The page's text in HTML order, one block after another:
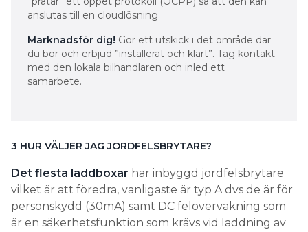
anslutas till en cloudlösning
Marknadsför dig! Gör ett utskick i det område där
du bor och erbjud ”installerat och klart”. Tag kontakt
med den lokala bilhandlaren och inled ett
samarbete.
3 HUR VÄLJER JAG JORDFELSBRYTARE?
Det flesta laddboxar har inbyggd jordfelsbrytare
vilket är att föredra, vanligaste är typ A dvs de är för
personskydd (30mA) samt DC felövervakning som
är en säkerhetsfunktion som krävs vid laddning av